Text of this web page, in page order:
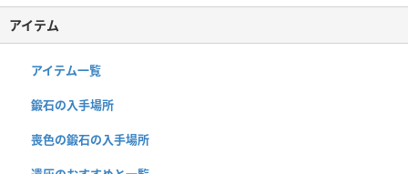
アイテム
アイテム一覧
鍛石の入手場所
喪色の鍛石の入手場所